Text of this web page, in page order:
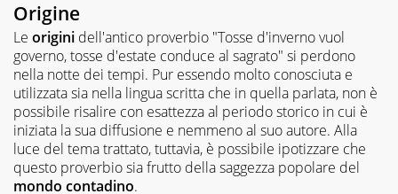
Origine
Le origini dell'antico proverbio "Tosse d'inverno vuol
governo, tosse d'estate conduce al sagrato" si perdono
nella notte dei tempi. Pur essendo molto conosciuta e
utilizzata sia nella lingua scritta che in quella parlata, non è
possibile risalire con esattezza al periodo storico in cui è
iniziata la sua diffusione e nemmeno al suo autore. Alla
luce del tema trattato, tuttavia, è possibile ipotizzare che
questo proverbio sia frutto della saggezza popolare del
mondo contadino.